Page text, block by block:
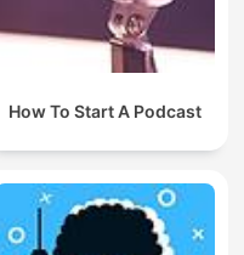
How To Start A Podcast